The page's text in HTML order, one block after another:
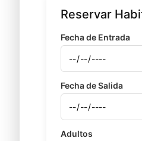
Reservar
Fecha de Entrada
Fecha de Salida
Adultos